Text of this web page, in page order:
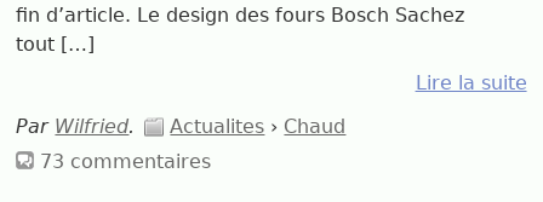
fin d’article. Le design des fours Bosch Sachez
tout […]
Lire la suite
Par Wilfried. Actualites › Chaud
73 commentaires